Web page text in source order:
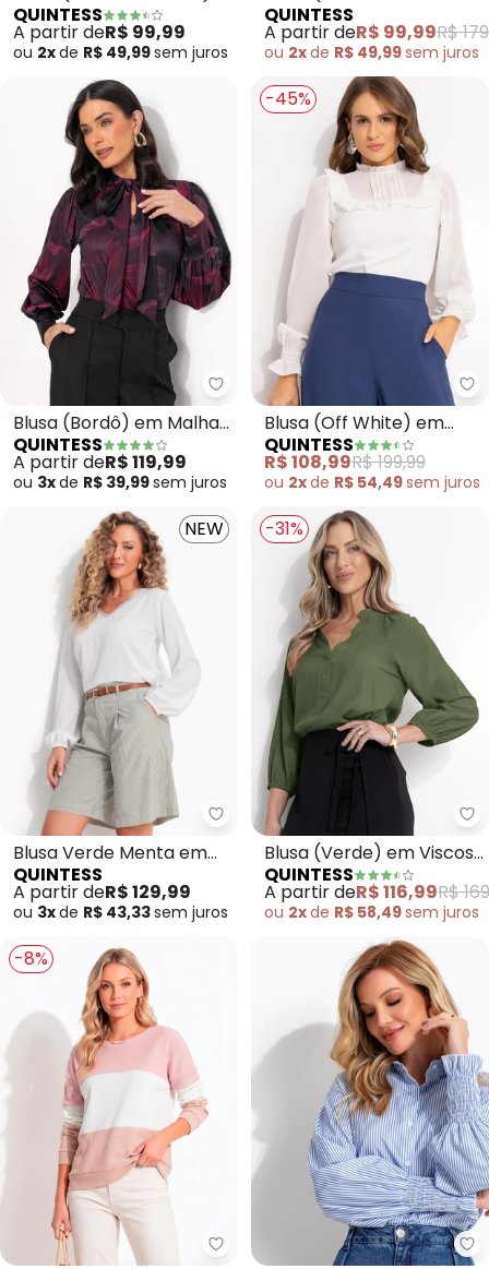
em Malha de Viscose
QUINTESS
A partir deR$ 99,99
ou 2xde R$ 49,99sem juros
Desconstruído) em
Chiffon
QUINTESS
A partir deR$ 99,99R$
ou 2xde R$ 49,99sem juros
Quintess - Blusa (Bordô) em
Blusa (Bordô) em Malha
Fria
QUINTESS
A partir deR$ 119,99
ou 3xde R$ 39,99sem juros
-45%
Blusa (Off White) em
Chiffon
QUINTESS
R$ 108,99R$ 199,99
ou 2xde R$ 54,49sem juros
NEW
Quintess - Blusa Verde Menta
Blusa Verde Menta em
Viscose Plana
QUINTESS
A partir deR$ 129,99
ou 3xde R$ 43,33sem juros
-31%
Blusa (Verde) em Viscose
Plana
QUINTESS
A partir deR$ 116,99R$
ou 2xde R$ 58,49sem juros
-8%
Quintess - Blusa (Listrada) em